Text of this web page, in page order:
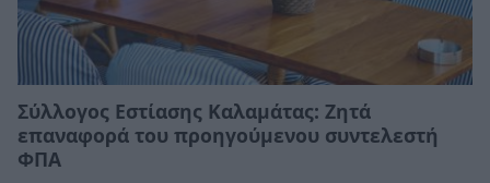
Σύλλογος Εστίασης Καλαμάτας: Ζητά
επαναφορά του προηγούμενου συντελεστή
ΦΠΑ